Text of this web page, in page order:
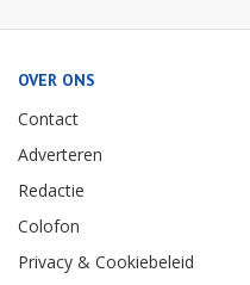
OVER ONS
Contact
Adverteren
Redactie
Colofon
Privacy & Cookiebeleid